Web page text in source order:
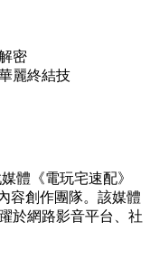
密
麗終結技
體《電玩宅速配》
容創作團隊。該媒體
於網路影音平台、社